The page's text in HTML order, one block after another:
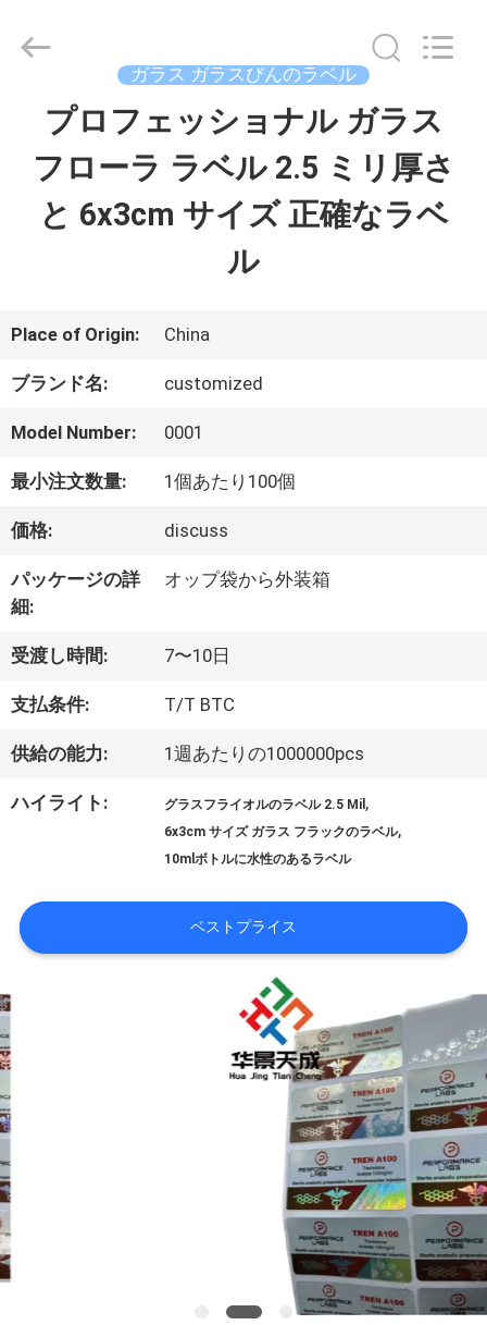
ク
ト
私
達
つ
い
て
行
品
質
管
理
私
達
ガラス ガラスびんのラベル
プロフェッショナル ガラス
フローラ ラベル 2.5 ミリ厚さ
と 6x3cm サイズ 正確なラベ
ル
Place of Origin: China
ブランド名: customized
Model Number: 0001
最小注文数量: 1個あたり100個
価格: discuss
パッケージの詳
細:
オップ袋から外装箱
受渡し時間: 7〜10日
支払条件: T/T BTC
供給の能力: 1週あたりの1000000pcs
ハイライト: グラスフライオルのラベル 2.5 Mil ,
6x3cm サイズ ガラス フラックのラベル,
10mlボトルに水性のあるラベル
ベストプライス